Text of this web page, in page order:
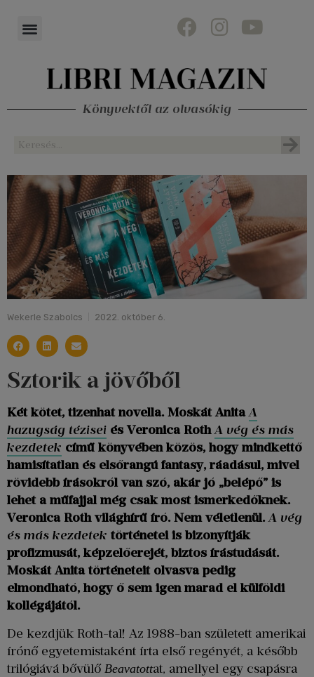
Könyvektől az olvasókig
Wekerle Szabolcs 2022. október 6.
Sztorik a jövőből
Két kötet, tizenhat novella. Moskát AnitaA
hazugság tézisei és Veronica RothA vég és más
kezdetek című könyvében közös, hogy mindkettő
hamisítatlan és elsőrangú fantasy, ráadásul, mivel
rövidebb írásokról van szó, akár jó „belépő” is
lehet a műfajjal még csak most ismerkedőknek.
Veronica Roth világhírű író. Nem véletlenül.A vég
és más kezdetek történetei is bizonyítják
profizmusát, képzelőerejét, biztos írástudását.
Moskát Anita történeteit olvasva pedig
elmondható, hogy ő sem igen marad el külföldi
kollégájától.
De kezdjük Roth-tal! Az 1988-ban született amerikai
írónő egyetemistaként írta első regényét, a később
trilógiává bővülő Beavatottat, amellyel egy csapásra